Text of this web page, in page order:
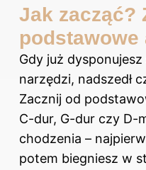
Jak zacząć?
podstawowe
Gdy już
narzędzi, nadszedł
Zacznij od
C-dur, G-dur czy D-
chodzenia –
potem biegniesz w